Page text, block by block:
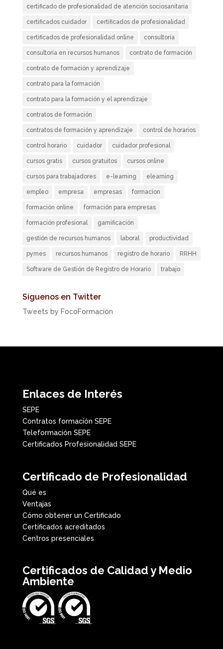
certificado de profesionalidad de atención sociosanitaria
certificados cuidador certificados de profesionalidad
certificados de profesionalidad online consultoría
consultoría en recursos humanos contrato de formación
contrato de formación y aprendizaje
contrato para la formación
contrato para la formación y el aprendizaje
contratos de formación
contratos de formación y aprendizaje control de horarios
control horario cuidador cuidador profesional
cursos gratis cursos gratuitos cursos online
cursos para trabajadores e-learning elearning
empleo empresa empresas formacion
formación online formación para empresas
formación profesional gamificación
gestión de recursos humanos laboral productividad
pymes recursos humanos registro de horario RRHH
Software de Gestión de Registro de Horario trabajo
Síguenos en Twitter
Tweets by FocoFormacion
Enlaces de Interés
SEPE
Contratos formación SEPE
Teleformación SEPE
Certificados Profesionalidad SEPE
Certificado de Profesionalidad
Qué es
Ventajas
Cómo obtener un Certificado
Certificados acreditados
Centros presenciales
Certificados de Calidad y Medio
Ambiente